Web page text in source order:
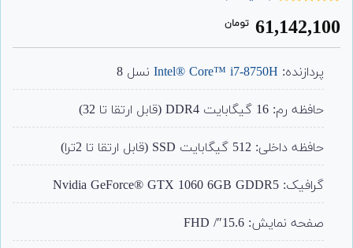
4.00
از 5
مشتری
61,142,100 تومان
پردازنده: Intel® Core™ i7-8750Hنسل 8
حافظه رم: 16 گیگابایت DDR4 (قابل ارتقا تا 32)
حافظه داخلی: 512 گیگابایت SSD (قابل ارتقا تا 2ترا)
گرافیک: Nvidia GeForce® GTX 1060 6GB GDDR5
صفحه نمایش: 15.6″/ FHD